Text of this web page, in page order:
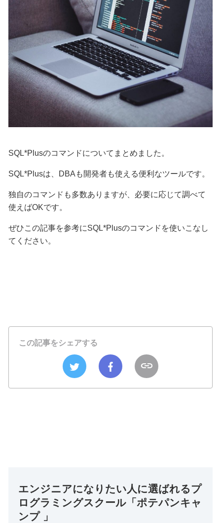
SQL*Plusのコマンドについてまとめました。
SQL*Plusは、DBAも開発者も使える便利なツールです。
独自のコマンドも多数ありますが、必要に応じて調べて
使えばOKです。
ぜひこの記事を参考にSQL*Plusのコマンドを使いこなし
てください。
この記事をシェアする
エンジニアになりたい人に選ばれるプ
ログラミングスクール「ポテパンキャ
ンプ 」